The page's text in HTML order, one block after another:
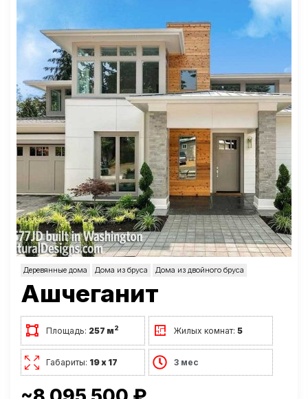
Деревянные дома Дома из бруса Дома из двойного бруса
Ашчеганит
Площадь: 257 м2 Жилых комнат:5
Габариты: 19 х 17 3 мес